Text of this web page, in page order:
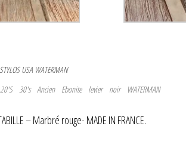
STYLOS USA WATERMAN
20'S 30's Ancien Ebonite levier noir WATERMAN
– Marbré rouge- MADE IN FRANCE.